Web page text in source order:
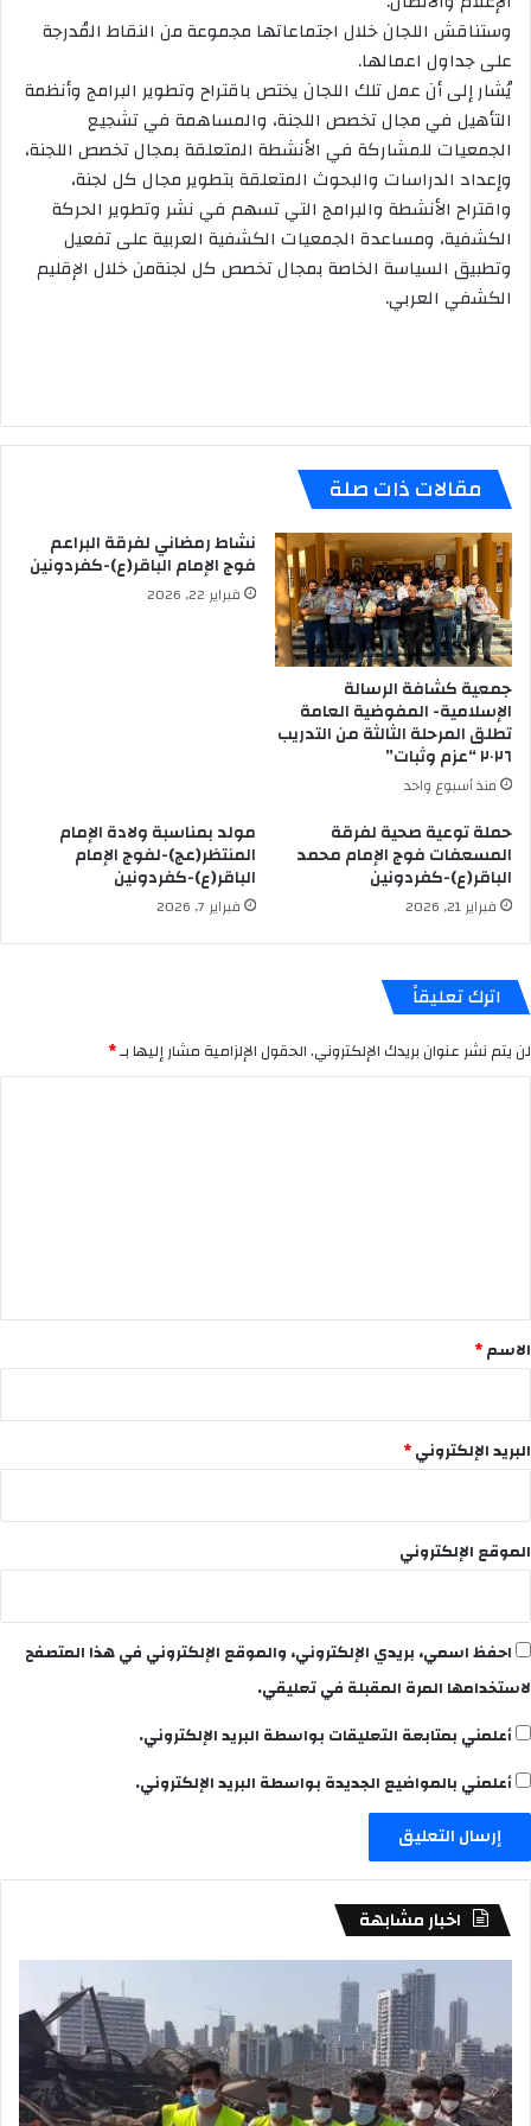
وستناقش اللجان خلال اجتماعاتها مجموعة من النقاط المُدرجة
على جداول اعمالها.
يُشار إلى أن عمل تلك اللجان يختص باقتراح وتطوير البرامج وأنظمة
التأهيل في مجال تخصص اللجنة، والمساهمة في تشجيع
الجمعيات للمشاركة في الأنشطة المتعلقة بمجال تخصص اللجنة،
وإعداد الدراسات والبحوث المتعلقة بتطوير مجال كل لجنة،
واقتراح الأنشطة والبرامج التي تسهم في نشر وتطوير الحركة
الكشفية، ومساعدة الجمعيات الكشفية العربية على تفعيل
وتطبيق السياسة الخاصة بمجال تخصص كل لجنةمن خلال الإقليم
الكشفي العربي.
مقالات ذات صلة
جمعية كشافة الرسالة
الإسلامية- المفوضية العامة
تطلق المرحلة الثالثة من التدريب
٢٠٢٦ “عزم وثبات”
منذ أسبوع واحد
نشاط رمضاني لفرقة البراعم
فوج الإمام الباقر(ع)-كفردونين
فبراير 22, 2026
حملة توعية صحية لفرقة
المسعفات فوج الإمام محمد
الباقر(ع)-كفردونين
فبراير 21, 2026
مولد بمناسبة ولادة الإمام
المنتظر(عج)-لفوج الإمام
الباقر(ع)-كفردونين
فبراير 7, 2026
اترك تعليقاً
لن يتم نشر عنوان بريدك الإلكتروني.الحقول الإلزامية مشار إليها بـ*
*
الاسم*
البريد الإلكتروني*
الموقع الإلكتروني
احفظ اسمي، بريدي الإلكتروني، والموقع الإلكتروني في هذا المتصفح
لاستخدامها المرة المقبلة في تعليقي.
أعلمني بمتابعة التعليقات بواسطة البريد الإلكتروني.
أعلمني بالمواضيع الجديدة بواسطة البريد الإلكتروني.
اخبار مشابهة